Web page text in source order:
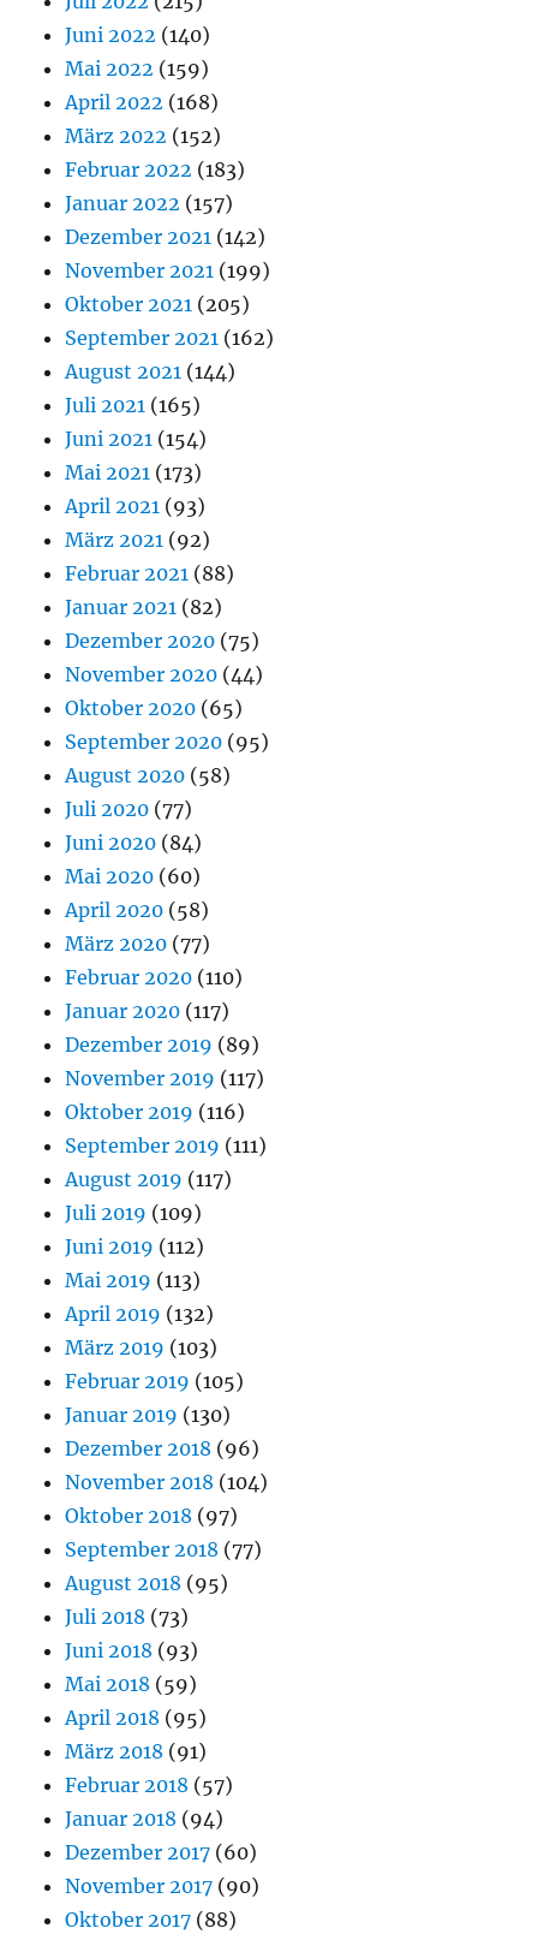
Juni 2022 (140)
Mai 2022 (159)
April 2022 (168)
März 2022 (152)
Februar 2022 (183)
Januar 2022 (157)
Dezember 2021 (142)
November 2021 (199)
Oktober 2021 (205)
September 2021 (162)
August 2021 (144)
Juli 2021 (165)
Juni 2021 (154)
Mai 2021 (173)
April 2021 (93)
März 2021 (92)
Februar 2021 (88)
Januar 2021 (82)
Dezember 2020 (75)
November 2020 (44)
Oktober 2020 (65)
September 2020 (95)
August 2020 (58)
Juli 2020 (77)
Juni 2020 (84)
Mai 2020 (60)
April 2020 (58)
März 2020 (77)
Februar 2020 (110)
Januar 2020 (117)
Dezember 2019 (89)
November 2019 (117)
Oktober 2019 (116)
September 2019 (111)
August 2019 (117)
Juli 2019 (109)
Juni 2019 (112)
Mai 2019 (113)
April 2019 (132)
März 2019 (103)
Februar 2019 (105)
Januar 2019 (130)
Dezember 2018 (96)
November 2018 (104)
Oktober 2018 (97)
September 2018 (77)
August 2018 (95)
Juli 2018 (73)
Juni 2018 (93)
Mai 2018 (59)
April 2018 (95)
März 2018 (91)
Februar 2018 (57)
Januar 2018 (94)
Dezember 2017 (60)
November 2017 (90)
Oktober 2017 (88)